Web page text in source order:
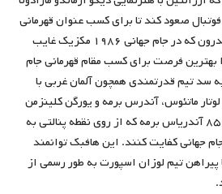
صعود کند تا برای کسب عنوان قهرمانی
به مصاف آلمان غربی رود. کالدرون که در جام جهانی ۱۹۸۶ مکزیک غایب
بهترین فرصت برای کسب مقام قهرمانی جام
سد تیم قدرتمندی همچون آلمان غربی با
ماتئوس، آندرس برمه و یورگن کلینزمن
برخورد کردند تا با گل دقیقه ۸۵ آندریاس برمه که از روی نقطه پنالتی به
جهانی کفایت کنند. این هافبک توانمند
در سال ۱۹۹۴ و با پیراهن تیم لوزان اسپورت به طور رسمی از